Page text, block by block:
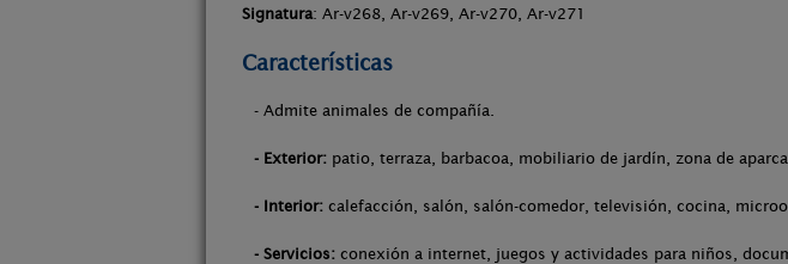
Signatura: Ar-v268, Ar-v269, Ar-v270, Ar-v271
Características
- Admite animales de compañía.
- Exterior: patio, terraza, barbacoa, mobiliario de jardín, zona de
- Interior: calefacción, salón, salón-comedor, televisión, cocina,
- Servicios: conexión a internet, juegos y actividades para niños,